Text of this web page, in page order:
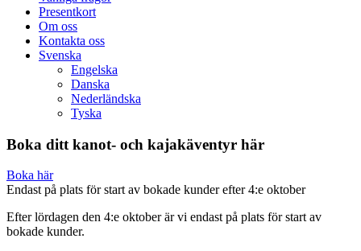
Presentkort
Om oss
Kontakta oss
Svenska
Engelska
Danska
Nederländska
Tyska
Boka ditt kanot- och kajakäventyr här
Boka här
Endast på plats för start av bokade kunder efter 4:e oktober
Efter lördagen den 4:e oktober är vi endast på plats för start av
bokade kunder.